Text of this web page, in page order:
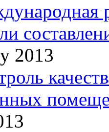
2013